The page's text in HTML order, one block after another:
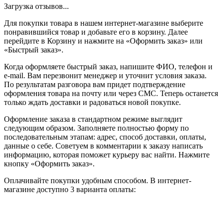
Загрузка отзывов...
Для покупки товара в нашем интернет-магазине выберите
понравившийся товар и добавьте его в корзину. Далее
перейдите в Корзину и нажмите на «Оформить заказ» или
«Быстрый заказ».
Когда оформляете быстрый заказ, напишите ФИО, телефон и
e-mail. Вам перезвонит менеджер и уточнит условия заказа.
По результатам разговора вам придет подтверждение
оформления товара на почту или через СМС. Теперь останется
только ждать доставки и радоваться новой покупке.
Оформление заказа в стандартном режиме выглядит
следующим образом. Заполняете полностью форму по
последовательным этапам: адрес, способ доставки, оплаты,
данные о себе. Советуем в комментарии к заказу написать
информацию, которая поможет курьеру вас найти. Нажмите
кнопку «Оформить заказ».
Оплачивайте покупки удобным способом. В интернет-
магазине доступно 3 варианта оплаты: